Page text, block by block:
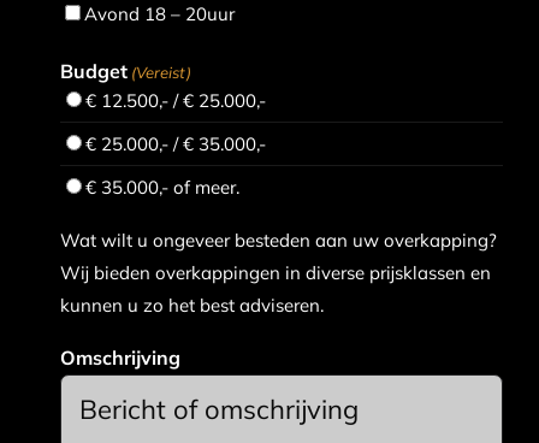
Avond 18 – 20uur
Budget (Vereist)
€ 12.500,- / € 25.000,-
€ 25.000,- / € 35.000,-
€ 35.000,- of meer.
Wat wilt u ongeveer besteden aan uw overkapping?
Wij bieden overkappingen in diverse prijsklassen en
kunnen u zo het best adviseren.
Omschrijving